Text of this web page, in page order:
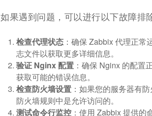
如果遇到问题，可以进行以下故障排
检查代理状态 ：确保 Zabbix 代理正
志文件以获取更多详细信息。
验证 Nginx 配置 ：确保 Nginx 的配置
获取可能的错误信息。
检查防火墙设置 ：如果您的服务器有
防火墙规则中是允许访问的。
测试命令行监控 ：使用 Zabbix 提供的